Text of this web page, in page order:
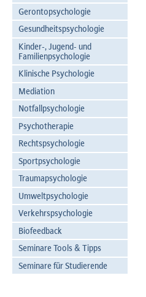
Gerontopsychologie
Gesundheitspsychologie
Kinder-, Jugend- und
Familienpsychologie
Klinische Psychologie
Mediation
Notfallpsychologie
Psychotherapie
Rechtspsychologie
Sportpsychologie
Traumapsychologie
Umweltpsychologie
Verkehrspsychologie
Biofeedback
Seminare Tools & Tipps
Seminare für Studierende